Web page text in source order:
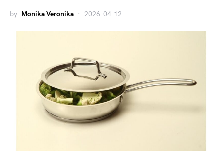
by Monika Veronika 2026-04-12